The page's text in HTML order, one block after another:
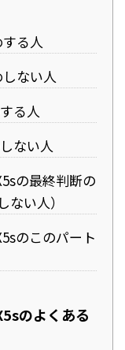
る人
ない人
る人
ない人
の最終判断の
い人）
のこのパート
のよくある